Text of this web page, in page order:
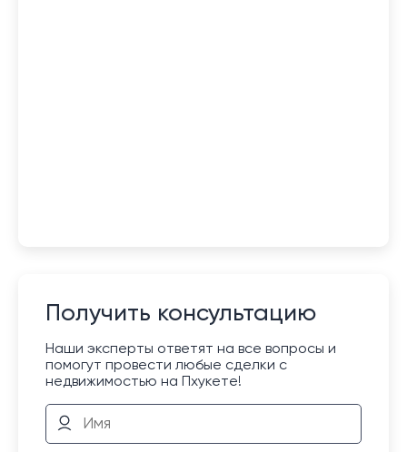
Получить консультацию
Наши эксперты ответят на все вопросы и
помогут провести любые сделки с
недвижимостью на Пхукете!